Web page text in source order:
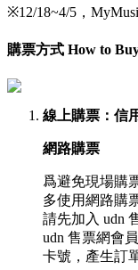
※12/18~4/5，
購票方式 How to
線上購票 ：信
網路購票
爲避免現場購
多使用網路購
請先加入 udn
udn 售票網會
卡號，產生訂